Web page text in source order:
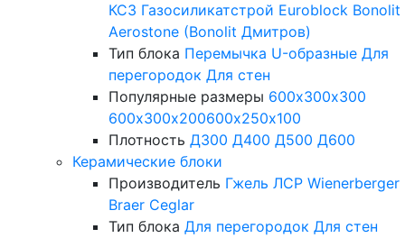
КСЗ Газосиликатстрой Euroblock Bonolit
Aerostone (Bonolit Дмитров)
Тип блока Перемычка U-образные Для
перегородок Для стен
Популярные размеры 600х300х300
600х300х200600х250х100
Плотность Д300 Д400 Д500 Д600
Керамические блоки
Производитель Гжель ЛСР Wienerberger
Braer Ceglar
Тип блока Для перегородок Для стен